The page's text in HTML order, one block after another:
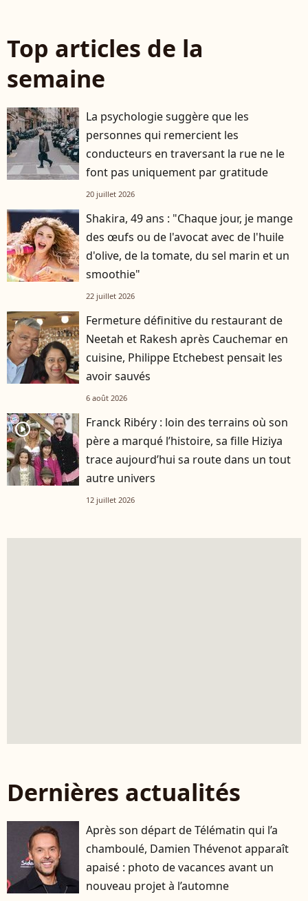
Top articles de la
semaine
La psychologie suggère que les
personnes qui remercient les
conducteurs en traversant la rue ne le
font pas uniquement par gratitude
20 juillet 2026
Shakira, 49 ans : "Chaque jour, je mange
des œufs ou de l'avocat avec de l'huile
d'olive, de la tomate, du sel marin et un
smoothie"
22 juillet 2026
Fermeture définitive du restaurant de
Neetah et Rakesh après Cauchemar en
cuisine, Philippe Etchebest pensait les
avoir sauvés
6 août 2026
player2
Franck Ribéry : loin des terrains où son
père a marqué l’histoire, sa fille Hiziya
trace aujourd’hui sa route dans un tout
autre univers
12 juillet 2026
Dernières actualités
Après son départ de Télématin qui l’a
chamboulé, Damien Thévenot apparaît
apaisé : photo de vacances avant un
nouveau projet à l’automne